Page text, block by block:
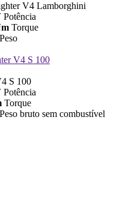
V4 Lamborghini
Potência
Torque
Peso
V4 S 100
S 100
Potência
Torque
Peso bruto sem combustível